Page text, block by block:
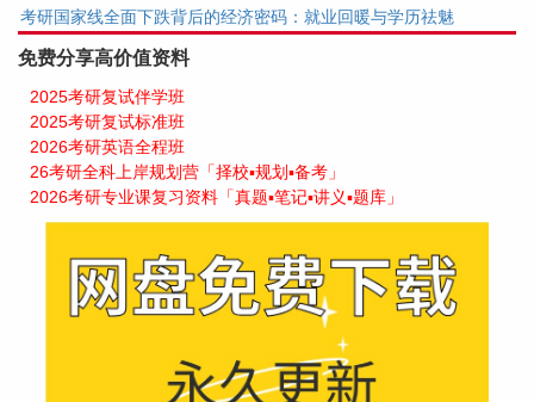
考研国家线全面下跌背后的经济密码：就业回暖与学历祛魅
免费分享高价值资料
2025考研复试伴学班
2025考研复试标准班
2026考研英语全程班
26考研全科上岸规划营「择校▪规划▪备考」
2026考研专业课复习资料「真题▪笔记▪讲义▪题库」